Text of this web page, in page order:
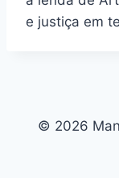
e justiça em
© 2026